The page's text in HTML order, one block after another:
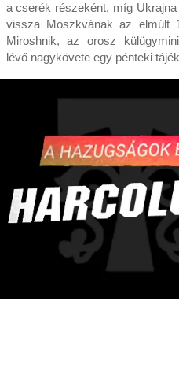
a cserék részeként, míg
vissza Moszkvának az elmúlt
Miroshnik, az orosz
lévő nagykövete egy pénteki